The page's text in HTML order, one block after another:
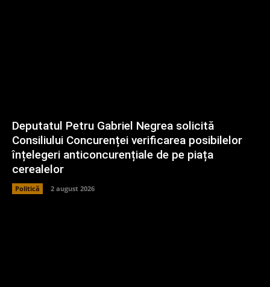
Deputatul Petru Gabriel Negrea solicită
Consiliului Concurenței verificarea posibilelor
înțelegeri anticoncurențiale de pe piața
cerealelor
Politică 2 august 2026